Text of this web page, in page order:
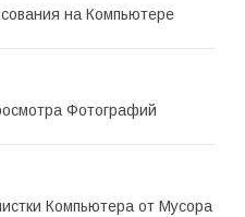
на Компьютере
Фотографий
Компьютера от Мусора